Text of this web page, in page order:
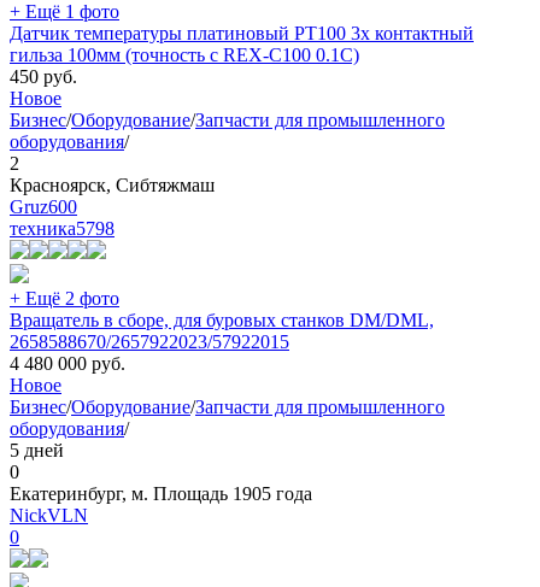
+ Ещё 1 фото
Датчик температуры платиновый PT100 3х контактный
гильза 100мм (точность с REX-C100 0.1C)
450 руб.
Новое
Бизнес/Оборудование/Запчасти для промышленного
оборудования/
2
Красноярск, Сибтяжмаш
Gruz600
техника5798
+ Ещё 2 фото
Вращатель в сборе, для буровых станков DM/DML,
2658588670/2657922023/57922015
4 480 000 руб.
Новое
Бизнес/Оборудование/Запчасти для промышленного
оборудования/
5 дней
0
Екатеринбург, м. Площадь 1905 года
NickVLN
0